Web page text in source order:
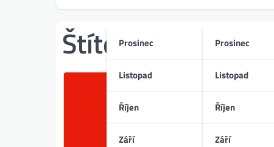
Prosinec
Listopad
Říjen
Září
Prosinec
Listopad
Říjen
Září
Štítek:stacionář